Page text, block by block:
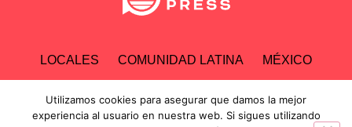
LOCALES COMUNIDAD LATINA MÉXICO
ESPECTÁCULOS TECNOLOGÍA ECONOMÍA
Utilizamos cookies para asegurar que damos la mejor
experiencia al usuario en nuestra web. Si sigues utilizando